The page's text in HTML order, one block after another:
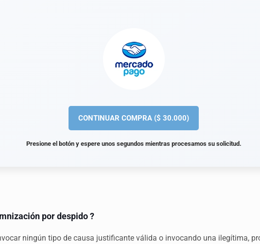
Presione el botón y espere unos segundos mientras procesamos su solicitud.
por despido ?
ningún tipo de causa justificante válida o invocando una ilegítima,